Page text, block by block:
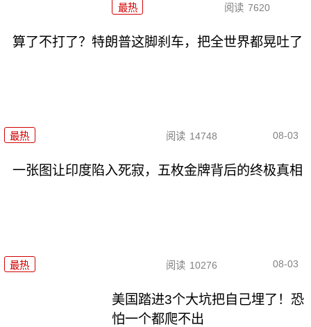
最热 阅读 7620
算了不打了？特朗普这脚刹车，把全世界都晃吐了
最热 阅读 14748 08-03
一张图让印度陷入死寂，五枚金牌背后的终极真相
最热 阅读 10276 08-03
美国踏进3个大坑把自己埋了！恐
怕一个都爬不出